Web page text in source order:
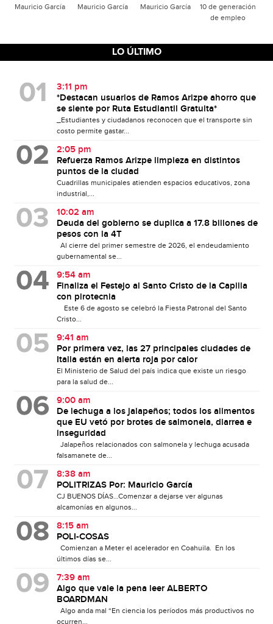
Mauricio García
Mauricio García
Mauricio García
10 de generación
de empleo
LO ÚLTIMO
3:11 pm
*Destacan usuarios de Ramos Arizpe ahorro que
se siente por Ruta Estudiantil Gratuita*
_Estudiantes y ciudadanos reconocen que el transporte sin
costo permite gastar...
2:05 pm
Refuerza Ramos Arizpe limpieza en distintos
puntos de la ciudad
Cuadrillas municipales atienden espacios educativos, zona
industrial,...
10:02 am
Deuda del gobierno se duplica a 17.8 billones de
pesos con la 4T
Al cierre del primer semestre de 2026, el endeudamiento
gubernamental se...
9:54 am
Finaliza el Festejo al Santo Cristo de la Capilla
con pirotecnia
Este 6 de agosto se celebró la Fiesta Patronal del Santo
Cristo...
9:41 am
Por primera vez, las 27 principales ciudades de
Italia están en alerta roja por calor
El Ministerio de Salud del país indica que existe un riesgo
para la salud de...
9:00 am
De lechuga a los jalapeños; todos los alimentos
que EU vetó por brotes de salmonela, diarrea e
inseguridad
Jalapeños relacionados con salmonela y lechuga acusada
falsamanete de...
8:38 am
POLITRIZAS Por: Mauricio García
CJ BUENOS DÍAS…Comenzar a dejarse ver algunas
alcamonías en algunos...
8:15 am
POLI-COSAS
Comienzan a Meter el acelerador en Coahuila. En los
últimos días se...
7:39 am
Algo que vale la pena leer ALBERTO
BOARDMAN
Algo anda mal “En ciencia los períodos más productivos no
ocurren...